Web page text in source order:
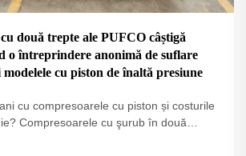
două trepte ale PUFCO câștigă
o întreprindere anonimă de suflare
cu piston de înaltă presiune
cu compresoarele cu piston și costurile
Compresoarele cu şurub în două